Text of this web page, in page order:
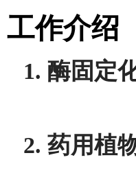
工作介绍
1. 酶固定
2. 药用植